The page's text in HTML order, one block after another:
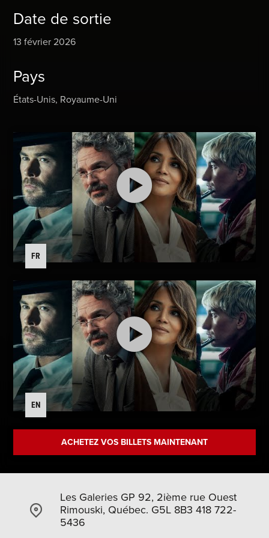
Date de sortie
13 février 2026
Pays
États-Unis, Royaume-Uni
FR
EN
ACHETEZ VOS BILLETS MAINTENANT
Les Galeries GP 92, 2ième rue Ouest
Rimouski, Québec. G5L 8B3 418 722-
5436